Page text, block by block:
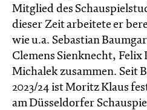
Mitglied des
dieser Zeit arbeitete er
wie u.a. Sebastian
Clemens Sienknecht,
Michalek zusammen. Seit
2023/24 ist Moritz Klaus
am Düsseldorfer